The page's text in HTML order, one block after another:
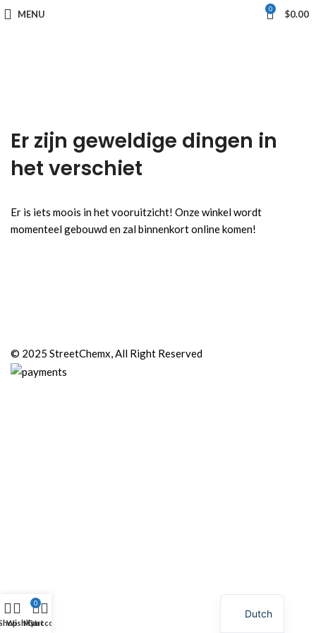
MENU 0 $0.00
Er zijn geweldige dingen in
het verschiet
Er is iets moois in het vooruitzicht! Onze winkel wordt
momenteel gebouwd en zal binnenkort online komen!
© 2025 StreetChemx, All Right Reserved
Wishlist
0
Cart
My account
Dutch